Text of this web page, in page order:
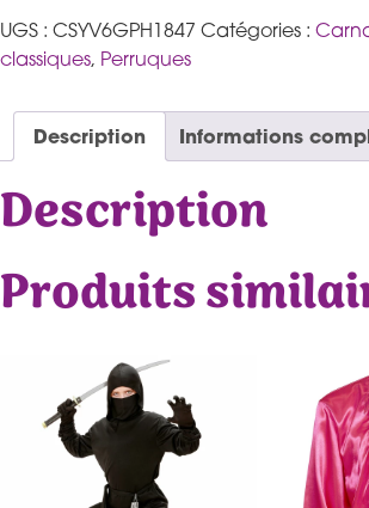
UGS : CSYV6GPH1847 Catégories :
classiques, Perruques
Description Informations
Description
Produits